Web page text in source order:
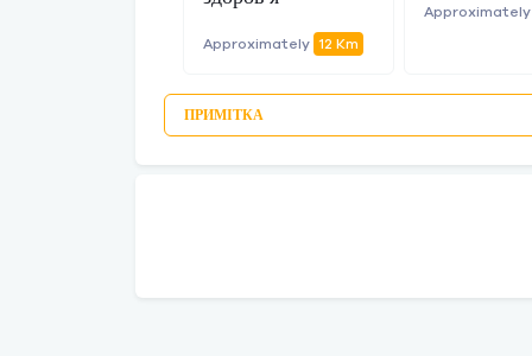
Approximately 12 Km
Approximately
ПРИМІТКА